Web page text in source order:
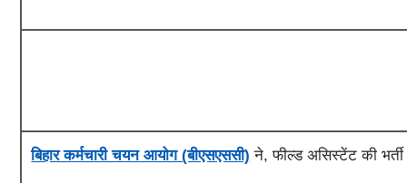
बिहार कर्मचारी चयन आयोग (बीएसएससी) ने, फील्ड असिस्टेंट की भर्ती